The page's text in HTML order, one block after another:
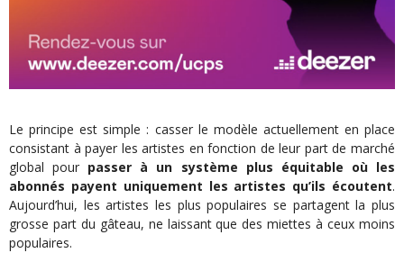
Le principe est simple : casser le modèle actuellement en place
consistant à payer les artistes en fonction de leur part de marché
global pour passer à un système plus équitable où les
abonnés payent uniquement les artistes qu’ils écoutent.
Aujourd’hui, les artistes les plus populaires se partagent la plus
grosse part du gâteau, ne laissant que des miettes à ceux moins
populaires.